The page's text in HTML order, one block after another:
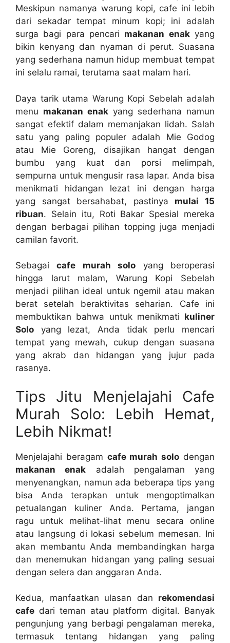
Meskipun namanya warung kopi, cafe ini lebih
dari sekadar tempat minum kopi; ini adalah
surga bagi para pencari makanan enakyang
bikin kenyang dan nyaman di perut. Suasana
yang sederhana namun hidup membuat tempat
ini selalu ramai, terutama saat malam hari.
Daya tarik utama Warung Kopi Sebelah adalah
menu makanan enak yang sederhana namun
sangat efektif dalam memanjakan lidah. Salah
satu yang paling populer adalah Mie Godog
atau Mie Goreng, disajikan hangat dengan
bumbu yang kuat dan porsi melimpah,
sempurna untuk mengusir rasa lapar. Anda bisa
menikmati hidangan lezat ini dengan harga
yang sangat bersahabat, pastinya mulai 15
ribuan. Selain itu, Roti Bakar Spesial mereka
dengan berbagai pilihan topping juga menjadi
camilan favorit.
Sebagaicafe murah solo yang beroperasi
hingga larut malam, Warung Kopi Sebelah
menjadi pilihan ideal untuk ngemil atau makan
berat setelah beraktivitas seharian. Cafe ini
membuktikan bahwa untuk menikmati kuliner
Solo yang lezat, Anda tidak perlu mencari
tempat yang mewah, cukup dengan suasana
yang akrab dan hidangan yang jujur pada
rasanya.
Tips Jitu Menjelajahi Cafe
Murah Solo: Lebih Hemat,
Lebih Nikmat!
Menjelajahi beragam cafe murah solo dengan
makanan enak adalah pengalaman yang
menyenangkan, namun ada beberapa tips yang
bisa Anda terapkan untuk mengoptimalkan
petualangan kuliner Anda. Pertama, jangan
ragu untuk melihat-lihat menu secara online
atau langsung di lokasi sebelum memesan. Ini
akan membantu Anda membandingkan harga
dan menemukan hidangan yang paling sesuai
dengan selera dan anggaran Anda.
Kedua, manfaatkan ulasan dan rekomendasi
cafe dari teman atau platform digital. Banyak
pengunjung yang berbagi pengalaman mereka,
termasuk tentang hidangan yang paling